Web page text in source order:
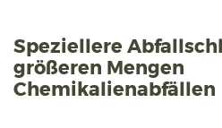
Speziellere
größeren Mengen
Chemikalienabfällen